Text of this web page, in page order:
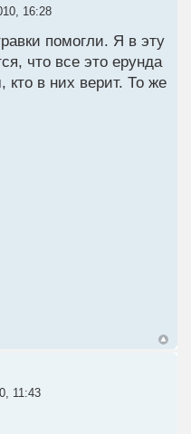
16:28
помогли. Я в эту
что все это ерунда
кто в них верит. То же
11:43